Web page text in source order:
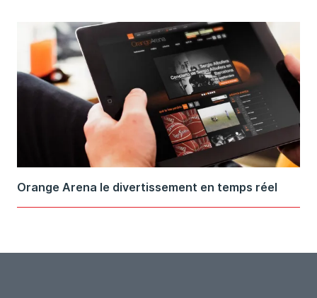
Orange Arena le divertissement en temps réel